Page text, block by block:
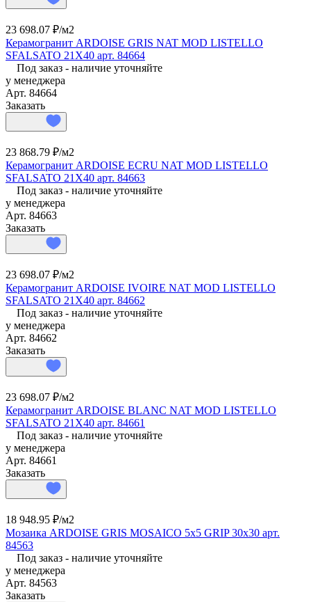
23 698.07 ₽/м2
Керамогранит ARDOISE GRIS NAT MOD LISTELLO
SFALSATO 21X40 арт. 84664
Под заказ - наличие уточняйте
у менеджера
Арт. 84664
Заказать
23 868.79 ₽/м2
Керамогранит ARDOISE ECRU NAT MOD LISTELLO
SFALSATO 21X40 арт. 84663
Под заказ - наличие уточняйте
у менеджера
Арт. 84663
Заказать
23 698.07 ₽/м2
Керамогранит ARDOISE IVOIRE NAT MOD LISTELLO
SFALSATO 21X40 арт. 84662
Под заказ - наличие уточняйте
у менеджера
Арт. 84662
Заказать
23 698.07 ₽/м2
Керамогранит ARDOISE BLANC NAT MOD LISTELLO
SFALSATO 21X40 арт. 84661
Под заказ - наличие уточняйте
у менеджера
Арт. 84661
Заказать
18 948.95 ₽/м2
Мозаика ARDOISE GRIS MOSAICO 5x5 GRIP 30x30 арт.
84563
Под заказ - наличие уточняйте
у менеджера
Арт. 84563
Заказать